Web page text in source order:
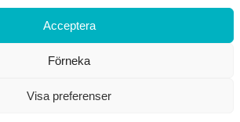
Acceptera
Förneka
Visa preferenser
laddar Paleblue-batterierna upp till 10
uppladdningsbara batterier.